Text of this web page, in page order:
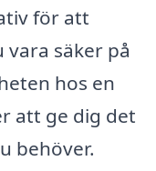
för att
säker på
hos en
att ge dig det
behöver.